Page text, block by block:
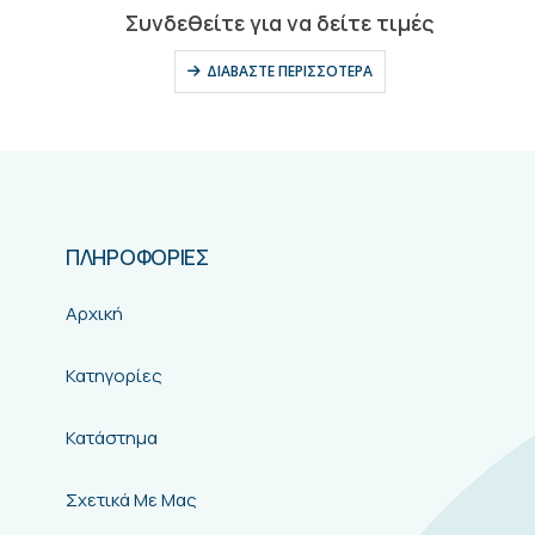
ΠΛΗΡΟΦΟΡΙΕΣ
Αρχική
Κατηγορίες
Κατάστημα
Σχετικά Με Μας